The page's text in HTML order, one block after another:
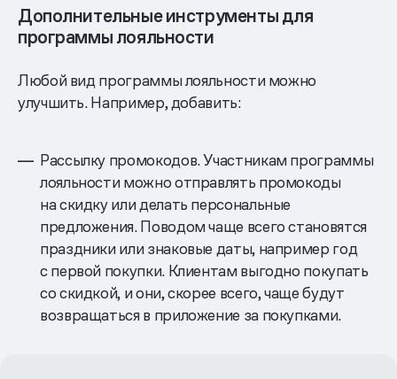
Дополнительные инструменты для
программы лояльности
Любой вид программы лояльности можно
улучшить. Например, добавить:
Рассылку промокодов. Участникам программы
лояльности можно отправлять промокоды
на скидку или делать персональные
предложения. Поводом чаще всего становятся
праздники или знаковые даты, например год
с первой покупки. Клиентам выгодно покупать
со скидкой, и они, скорее всего, чаще будут
возвращаться в приложение за покупками.